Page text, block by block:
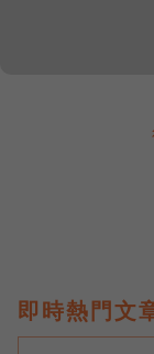
即時熱門文